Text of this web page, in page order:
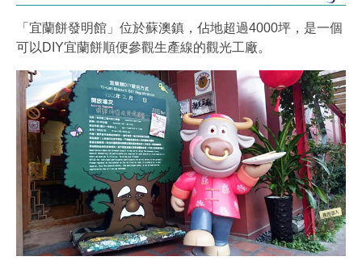
「宜蘭餅發明館」位於蘇澳鎮，佔地超過4000坪，是一個
可以DIY宜蘭餅順便參觀生產線的觀光工廠。